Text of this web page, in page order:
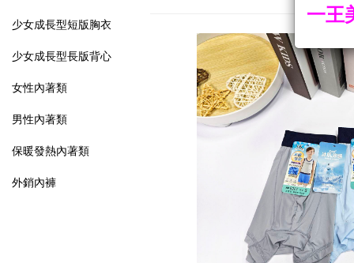
少女成長型短版胸衣
少女成長型長版背心
女性內著類
男性內著類
保暖發熱內著類
外銷內褲
一王